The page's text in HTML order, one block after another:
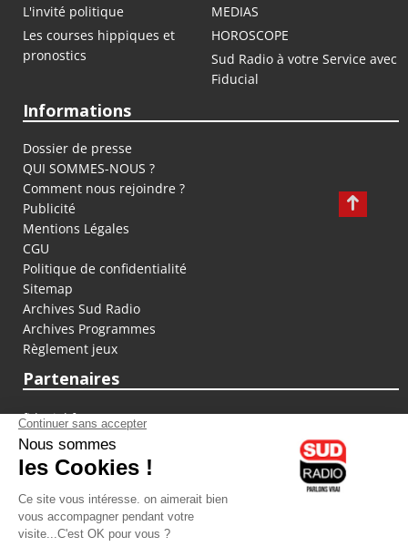
L'invité politique
MEDIAS
Les courses hippiques et
pronostics
HOROSCOPE
Sud Radio à votre Service avec
Fiducial
Informations
Dossier de presse
QUI SOMMES-NOUS ?
Comment nous rejoindre ?
Publicité
Mentions Légales
CGU
Politique de confidentialité
Sitemap
Archives Sud Radio
Archives Programmes
Règlement jeux
Partenaires
fiducial.fr
lyoncapitale.fr
olympique-et-lyonnais.com
L'application Iphone / Android